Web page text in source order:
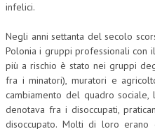
infelici.
Negli anni settanta del secolo
Polonia i gruppi professionali con
più a rischio è stato nei gruppi
fra i minatori), muratori e
cambiamento del quadro
denotava fra i disoccupati,
disoccupato. Molti di loro erano